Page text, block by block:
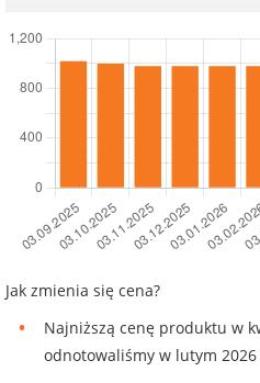
Jak zmienia się cena?
Najniższą cenę produktu w
odnotowaliśmy w lutym 2026